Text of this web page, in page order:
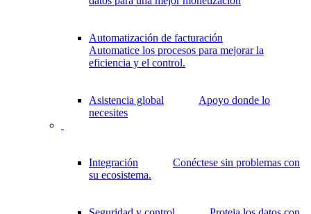
Automatización de facturación
Automatice los procesos para mejorar la
eficiencia y el control.
Asistencia global
Apoyo donde lo
necesites
Integración
Conéctese sin problemas con
su ecosistema.